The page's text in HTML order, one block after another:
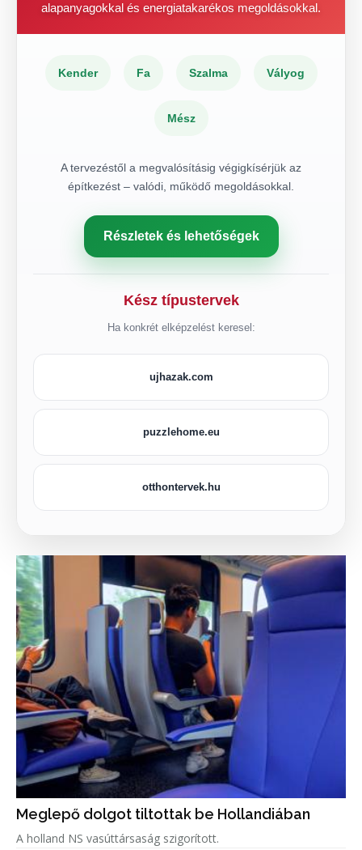
alapanyagokkal és energiatakarékos megoldásokkal.
Kender Fa Szalma Vályog
Mész
A tervezéstől a megvalósításig végigkísérjük az
építkezést – valódi, működő megoldásokkal.
Részletek és lehetőségek
Kész típustervek
Ha konkrét elképzelést keresel:
ujhazak.com
puzzlehome.eu
otthontervek.hu
Meglepő dolgot tiltottak be Hollandiában
A holland NS vasúttársaság szigorított.